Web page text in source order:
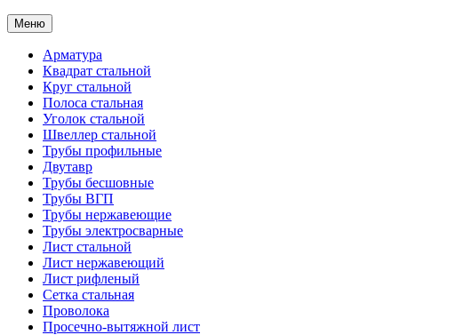
Меню
Арматура
Квадрат стальной
Круг стальной
Полоса стальная
Уголок стальной
Швеллер стальной
Трубы профильные
Двутавр
Трубы бесшовные
Трубы ВГП
Трубы нержавеющие
Трубы электросварные
Лист стальной
Лист нержавеющий
Лист рифленый
Сетка стальная
Проволока
Просечно-вытяжной лист